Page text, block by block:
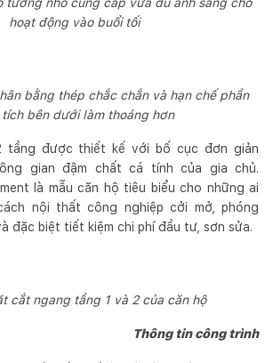
hoạt động vào buổi tối
bằng thép chắc chắn và hạn chế phần
tích bên dưới làm thoáng hơn
tầng được thiết kế với bố cục đơn giản
gian đậm chất cá tính của gia chủ.
là mẫu căn hộ tiêu biểu cho những ai
nội thất công nghiệp cởi mở, phóng
đặc biệt tiết kiệm chi phí đầu tư, sơn sửa.
cắt ngang tầng 1 và 2 của căn hộ
Thông tin công trình